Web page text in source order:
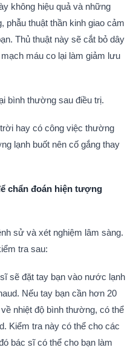
không hiệu quả và những
phẫu thuật thần kinh giao cảm
Thủ thuật này sẽ cắt bỏ dây
máu co lại làm giảm lưu
bình thường sau điều trị.
hay có công việc thường
lạnh buốt nên cố gắng thay
chẩn đoán hiện tượng
sử và xét nghiệm lâm sàng.
tra sau:
sẽ đặt tay bạn vào nước lạnh
Nếu tay bạn cần hơn 20
nhiệt độ bình thường, có thể
Kiểm tra này có thể cho các
bác sĩ có thể cho bạn làm